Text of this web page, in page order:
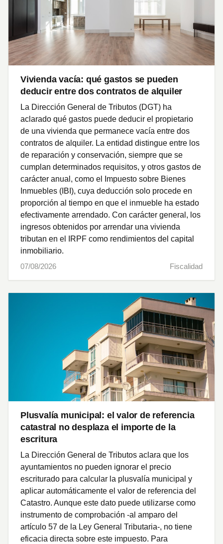
Vivienda vacía: qué gastos se pueden
deducir entre dos contratos de alquiler
La Dirección General de Tributos (DGT) ha
aclarado qué gastos puede deducir el propietario
de una vivienda que permanece vacía entre dos
contratos de alquiler. La entidad distingue entre los
de reparación y conservación, siempre que se
cumplan determinados requisitos, y otros gastos de
carácter anual, como el Impuesto sobre Bienes
Inmuebles (IBI), cuya deducción solo procede en
proporción al tiempo en que el inmueble ha estado
efectivamente arrendado. Con carácter general, los
ingresos obtenidos por arrendar una vivienda
tributan en el IRPF como rendimientos del capital
inmobiliario.
07/08/2026
Fiscalidad
Plusvalía municipal: el valor de referencia
catastral no desplaza el importe de la
escritura
La Dirección General de Tributos aclara que los
ayuntamientos no pueden ignorar el precio
escriturado para calcular la plusvalía municipal y
aplicar automáticamente el valor de referencia del
Catastro. Aunque este dato puede utilizarse como
instrumento de comprobación -al amparo del
artículo 57 de la Ley General Tributaria-, no tiene
eficacia directa sobre este impuesto. Para